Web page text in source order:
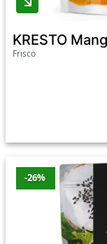
KRESTO
Frisco
-26%